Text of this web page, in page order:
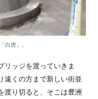
白虎」。
リッジを渡っていきま
遠くの方まで新しい街並
渡り切ると、そこは豊洲